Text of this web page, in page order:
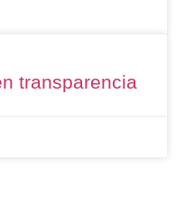
transparencia